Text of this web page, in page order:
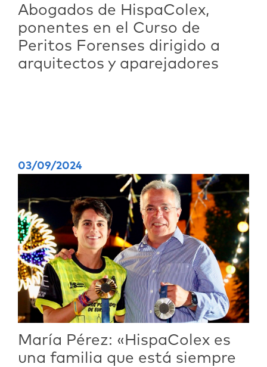
Abogados de HispaColex,
ponentes en el Curso de
Peritos Forenses dirigido a
arquitectos y aparejadores
03/09/2024
María Pérez: «HispaColex es
una familia que está siempre